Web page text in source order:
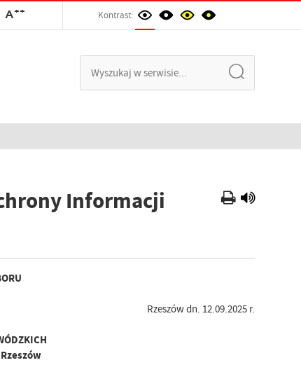
A++ Kontrast:
Informacji
Rzeszów dn. 12.09.2025 r.